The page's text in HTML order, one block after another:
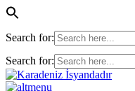
Search for:
Search for: